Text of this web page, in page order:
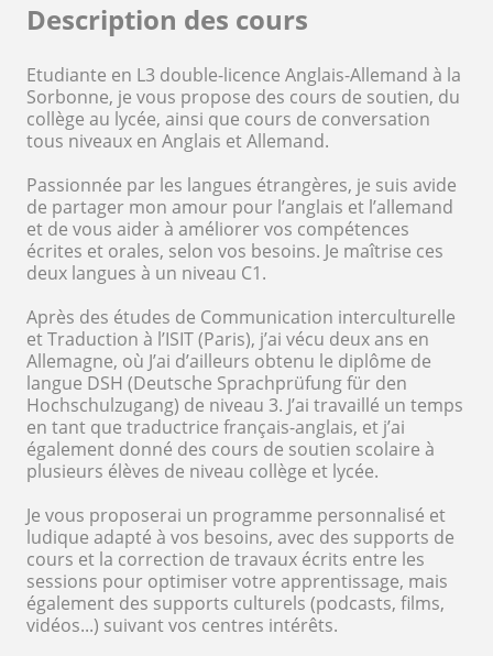
Description des cours
Etudiante en L3 double-licence Anglais-Allemand à la
Sorbonne, je vous propose des cours de soutien, du
collège au lycée, ainsi que cours de conversation
tous niveaux en Anglais et Allemand.
Passionnée par les langues étrangères, je suis avide
de partager mon amour pour l’anglais et l’allemand
et de vous aider à améliorer vos compétences
écrites et orales, selon vos besoins. Je maîtrise ces
deux langues à un niveau C1.
Après des études de Communication interculturelle
et Traduction à l’ISIT (Paris), j’ai vécu deux ans en
Allemagne, où J’ai d’ailleurs obtenu le diplôme de
langue DSH (Deutsche Sprachprüfung für den
Hochschulzugang) de niveau 3. J’ai travaillé un temps
en tant que traductrice français-anglais, et j’ai
également donné des cours de soutien scolaire à
plusieurs élèves de niveau collège et lycée.
Je vous proposerai un programme personnalisé et
ludique adapté à vos besoins, avec des supports de
cours et la correction de travaux écrits entre les
sessions pour optimiser votre apprentissage, mais
également des supports culturels (podcasts, films,
vidéos...) suivant vos centres intérêts.